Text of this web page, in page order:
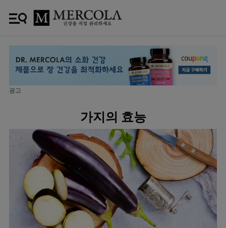
광고
가지의 효능